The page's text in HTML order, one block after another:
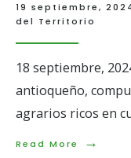
Jericó
19 septiembre,
del Territorio
18 septiembre,
antioqueño,
agrarios ricos en
Read More →
Read